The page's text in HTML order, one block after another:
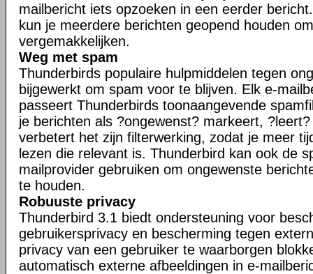
mailbericht iets opzoeken in een eerder
kun je meerdere berichten geopend houden
vergemakkelijken.
Weg met spam
Thunderbirds populaire hulpmiddelen tegen
bijgewerkt om spam voor te blijven. Elk e-
passeert Thunderbirds toonaangevende
je berichten als ?ongewenst? markeert,
verbetert het zijn filterwerking, zodat je meer
lezen die relevant is. Thunderbird kan ook de
mailprovider gebruiken om ongewenste
te houden.
Robuuste privacy
Thunderbird 3.1 biedt ondersteuning voor
gebruikersprivacy en bescherming tegen
privacy van een gebruiker te waarborgen
automatisch externe afbeeldingen in e-